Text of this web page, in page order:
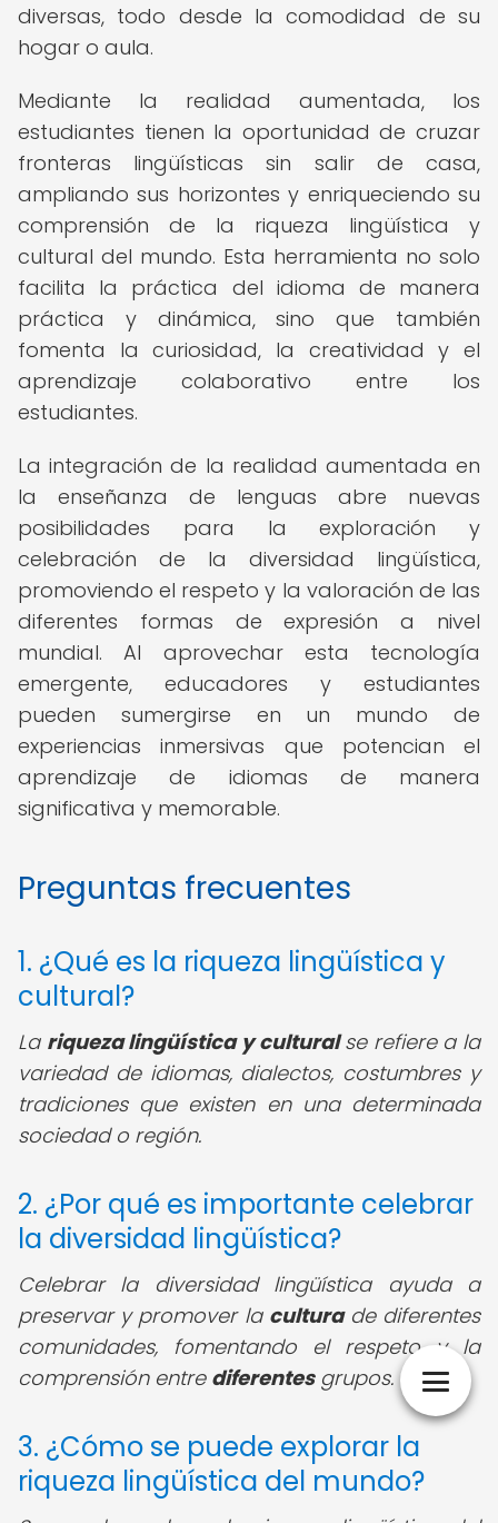
diversas, todo desde la comodidad de su
hogar o aula.
Mediante la realidad aumentada, los
estudiantes tienen la oportunidad de cruzar
fronteras lingüísticas sin salir de casa,
ampliando sus horizontes y enriqueciendo su
comprensión de la riqueza lingüística y
cultural del mundo. Esta herramienta no solo
facilita la práctica del idioma de manera
práctica y dinámica, sino que también
fomenta la curiosidad, la creatividad y el
aprendizaje colaborativo entre los
estudiantes.
La integración de la realidad aumentada en
la enseñanza de lenguas abre nuevas
posibilidades para la exploración y
celebración de la diversidad lingüística,
promoviendo el respeto y la valoración de las
diferentes formas de expresión a nivel
mundial. Al aprovechar esta tecnología
emergente, educadores y estudiantes
pueden sumergirse en un mundo de
experiencias inmersivas que potencian el
aprendizaje de idiomas de manera
significativa y memorable.
Preguntas frecuentes
1. ¿Qué es la riqueza lingüística y
cultural?
La riqueza lingüística y culturalse refiere a la
variedad de idiomas, dialectos, costumbres y
tradiciones que existen en una determinada
sociedad o región.
2. ¿Por qué es importante celebrar
la diversidad lingüística?
Celebrar la diversidad lingüística ayuda a
preservar y promover la culturade diferentes
comunidades, fomentando el respeto y la
comprensión entre diferentesgrupos.
3. ¿Cómo se puede explorar la
riqueza lingüística del mundo?